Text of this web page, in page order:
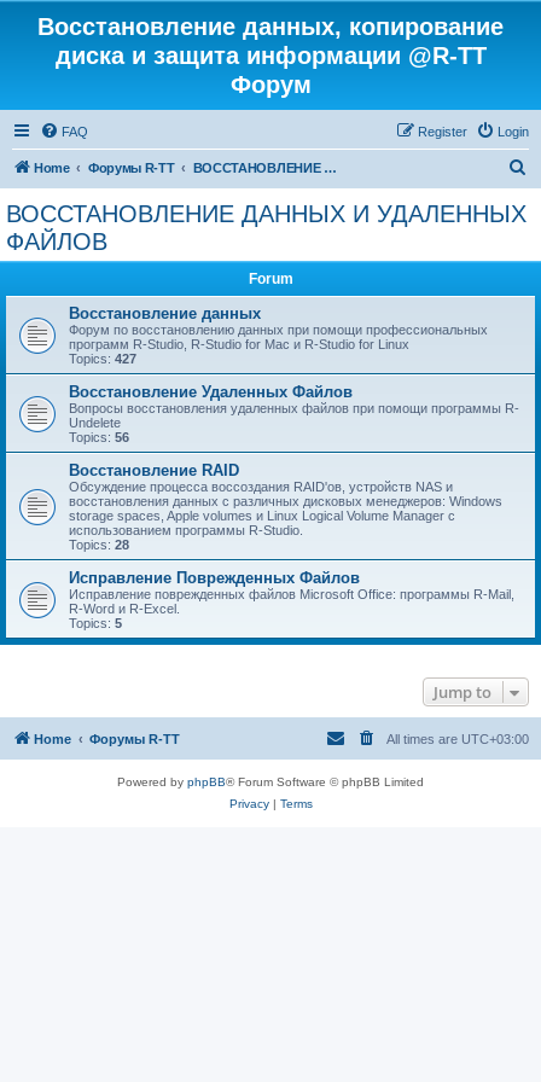
Восстановление данных, копирование
диска и защита информации @R-TT
Форум
FAQ Login
Register
Home Форумы R-TT ВОССТАНОВЛЕНИЕ ДАННЫХ И УДАЛЕННЫХ ФАЙЛОВ
ВОССТАНОВЛЕНИЕ ДАННЫХ И УДАЛЕННЫХ
ФАЙЛОВ
Forum
Восстановление данных
Форум по восстановлению данных при помощи профессиональных
программ R-Studio, R-Studio for Mac и R-Studio for Linux
Topics: 427
Восстановление Удаленных Файлов
Вопросы восстановления удаленных файлов при помощи программы R-
Undelete
Topics: 56
Восстановление RAID
Обсуждение процесса воссоздания RAID'ов, устройств NAS и
восстановления данных с различных дисковых менеджеров: Windows
storage spaces, Apple volumes и Linux Logical Volume Manager с
использованием программы R-Studio.
Topics: 28
Исправление Поврежденных Файлов
Исправление поврежденных файлов Microsoft Office: программы R-Mail,
R-Word и R-Excel.
Topics: 5
Jump to
Home Форумы R-TT All times are UTC+03:00
Powered by phpBB® Forum Software © phpBB Limited
Privacy| Terms